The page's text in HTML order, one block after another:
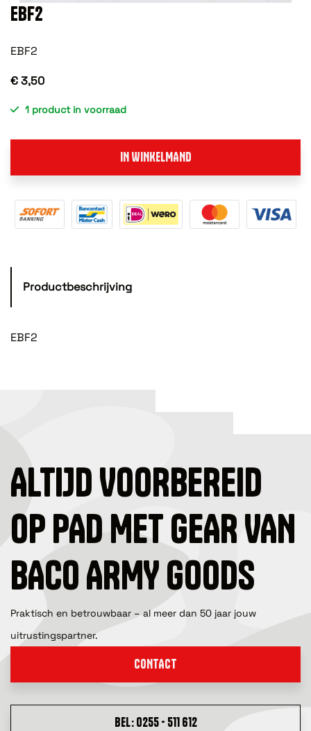
EBF2
EBF2
€ 3,50
1 product in voorraad
IN WINKELMAND
Productbeschrijving
EBF2
ALTIJD VOORBEREID
OP PAD MET GEAR VAN
BACO ARMY GOODS
Praktisch en betrouwbaar – al meer dan 50 jaar jouw
uitrustingspartner.
CONTACT
BEL: 0255 - 511 612